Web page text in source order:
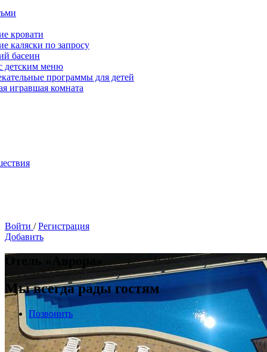
кровати
каляски по запросу
басеин
детским меню
программы для детей
игравшая комната
Войти / Регистрация
Добавить
Отель «Аврора»
Мы всегда рады гостям
Позвонить